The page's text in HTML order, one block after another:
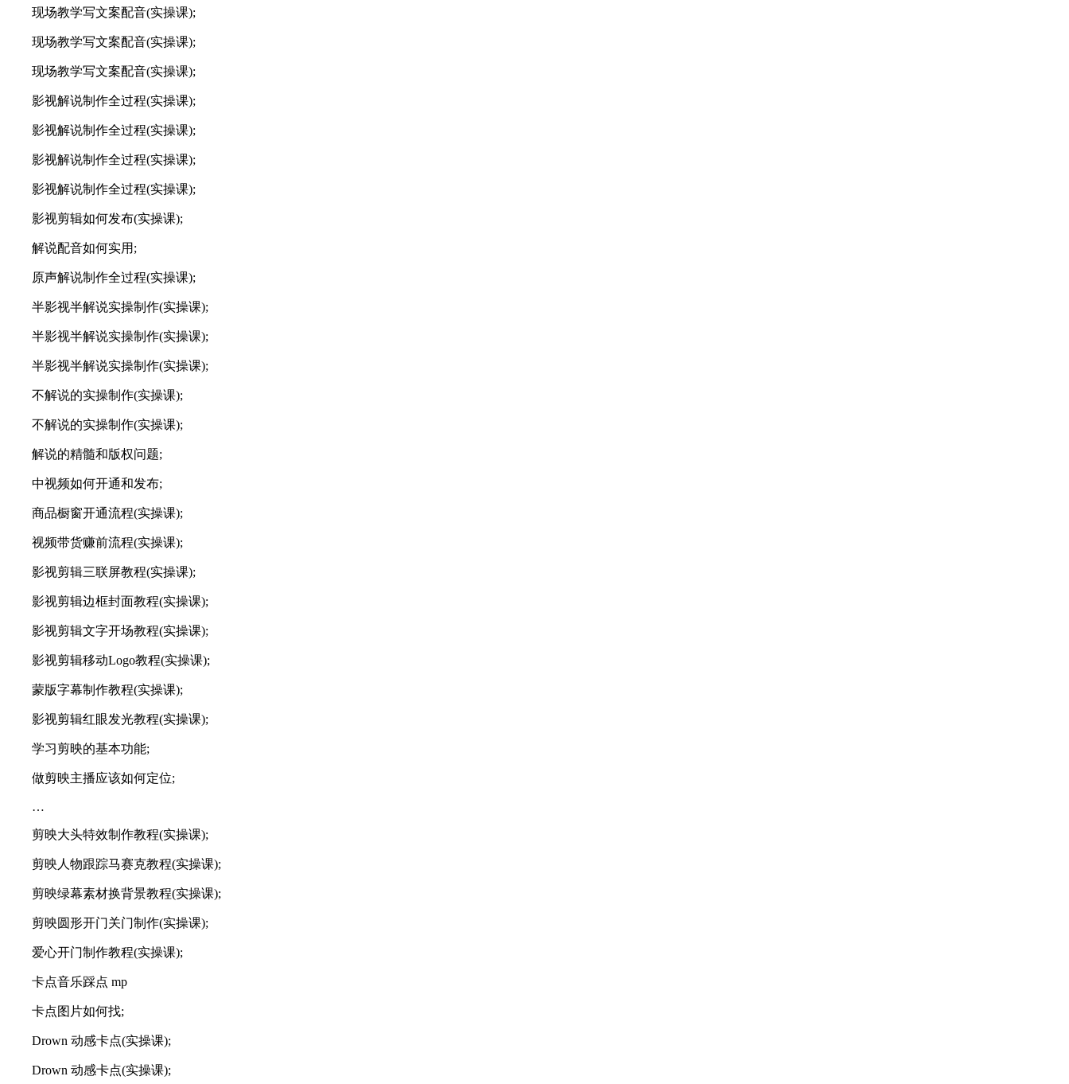
现场教学写文案配音(实操课);
现场教学写文案配音(实操课);
现场教学写文案配音(实操课);
影视解说制作全过程(实操课);
影视解说制作全过程(实操课);
影视解说制作全过程(实操课);
影视解说制作全过程(实操课);
影视剪辑如何发布(实操课);
解说配音如何实用;
原声解说制作全过程(实操课);
半影视半解说实操制作(实操课);
半影视半解说实操制作(实操课);
半影视半解说实操制作(实操课);
不解说的实操制作(实操课);
不解说的实操制作(实操课);
解说的精髓和版权问题;
中视频如何开通和发布;
商品橱窗开通流程(实操课);
视频带货赚前流程(实操课);
影视剪辑三联屏教程(实操课);
影视剪辑边框封面教程(实操课);
影视剪辑文字开场教程(实操课);
影视剪辑移动Logo教程(实操课);
蒙版字幕制作教程(实操课);
影视剪辑红眼发光教程(实操课);
学习剪映的基本功能;
做剪映主播应该如何定位;
…
剪映大头特效制作教程(实操课);
剪映人物跟踪马赛克教程(实操课);
剪映绿幕素材换背景教程(实操课);
剪映圆形开门关门制作(实操课);
爱心开门制作教程(实操课);
卡点音乐踩点 mp
卡点图片如何找;
Drown 动感卡点(实操课);
Drown 动感卡点(实操课);